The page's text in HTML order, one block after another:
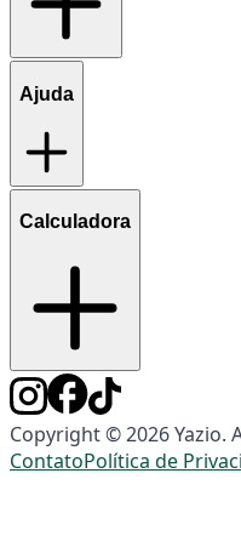
Ajuda
Calculadora
Copyright © 2026 Yazio.
ContatoPolítica de